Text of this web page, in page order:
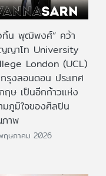
กิ้น พุฒิพงศ์” คว้า
ญาโท University
London (UCL)
งลอนดอน ประเทศ
ฤษ เป็นอีกก้าวแห่ง
มภูมิใจของศิลปิน
าพ
ฤษภาคม 2026